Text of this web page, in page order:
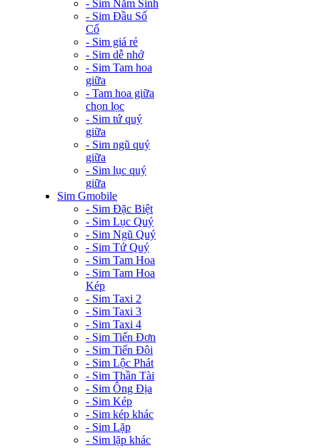
- Sim Năm Sinh
- Sim Đầu Số
Cổ
- Sim giá rẻ
- Sim dễ nhớ
- Sim Tam hoa
giữa
- Tam hoa giữa
chọn lọc
- Sim tứ quý
giữa
- Sim ngũ quý
giữa
- Sim lục quý
giữa
Sim Gmobile
- Sim Đặc Biệt
- Sim Lục Quý
- Sim Ngũ Quý
- Sim Tứ Quý
- Sim Tam Hoa
- Sim Tam Hoa
Kép
- Sim Taxi 2
- Sim Taxi 3
- Sim Taxi 4
- Sim Tiến Đơn
- Sim Tiến Đôi
- Sim Lộc Phát
- Sim Thần Tài
- Sim Ông Địa
- Sim Kép
- Sim kép khác
- Sim Lặp
- Sim lặp khác